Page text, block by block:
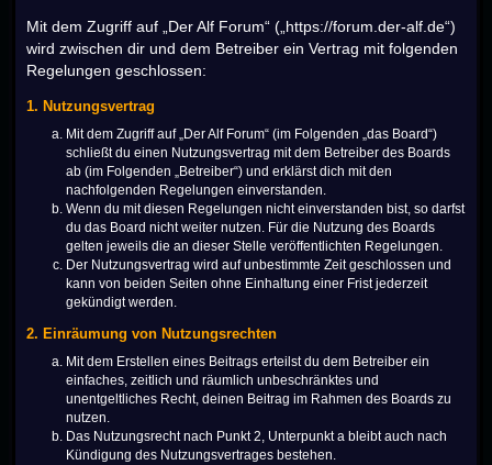
Mit dem Zugriff auf „Der Alf Forum“ („https://forum.der-alf.de“)
wird zwischen dir und dem Betreiber ein Vertrag mit folgenden
Regelungen geschlossen:
1. Nutzungsvertrag
Mit dem Zugriff auf „Der Alf Forum“ (im Folgenden „das Board“)
schließt du einen Nutzungsvertrag mit dem Betreiber des Boards
ab (im Folgenden „Betreiber“) und erklärst dich mit den
nachfolgenden Regelungen einverstanden.
Wenn du mit diesen Regelungen nicht einverstanden bist, so darfst
du das Board nicht weiter nutzen. Für die Nutzung des Boards
gelten jeweils die an dieser Stelle veröffentlichten Regelungen.
Der Nutzungsvertrag wird auf unbestimmte Zeit geschlossen und
kann von beiden Seiten ohne Einhaltung einer Frist jederzeit
gekündigt werden.
2. Einräumung von Nutzungsrechten
Mit dem Erstellen eines Beitrags erteilst du dem Betreiber ein
einfaches, zeitlich und räumlich unbeschränktes und
unentgeltliches Recht, deinen Beitrag im Rahmen des Boards zu
nutzen.
Das Nutzungsrecht nach Punkt 2, Unterpunkt a bleibt auch nach
Kündigung des Nutzungsvertrages bestehen.